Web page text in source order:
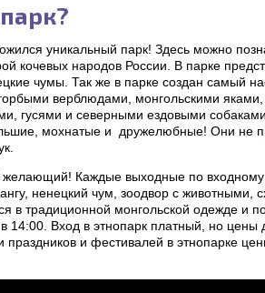
уникальный парк! Здесь можно
кочевых народов России. В парке
чумы. Так же в парке создан самый
верблюдами, монгольскими
гусями и северными ездовыми
мохнатые и дружелюбные! Они не
Каждые выходные по входному
ненецкий чум, зоодвор с животными,
в традиционной монгольской одежде и
14:00. Вход в этнопарк платный, но
праздников и фестивалей в этнопарке